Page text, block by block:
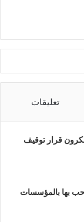
تعليقات
قرار توقيف
بها بالمؤسسات